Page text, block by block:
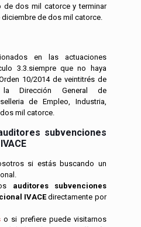
de dos mil catorce y terminar
de dos mil catorce.
en las actuaciones
3.3.siempre que no haya
10/2014 de veintitrés de
Dirección General de
de Empleo, Industria,
mil catorce.
subvenciones
si estás buscando un
auditores subvenciones
IVACEdirectamente por
o si prefiere puede visitarnos